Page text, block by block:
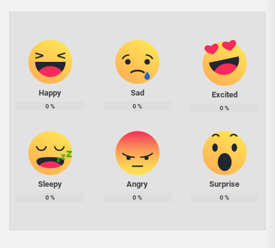
Happy
0%
Sad
0%
Excited
0%
Sleepy
0%
Angry
0%
Surprise
0%